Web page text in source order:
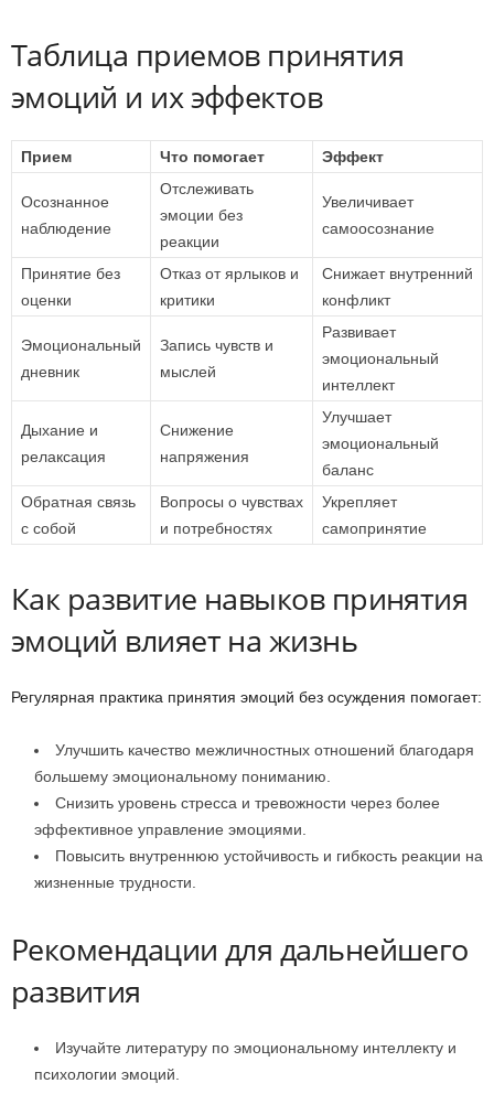
Таблица приемов принятия
эмоций и их эффектов
Прием Что помогает Эффект
Осознанное
наблюдение
Отслеживать
эмоции без
реакции
Увеличивает
самоосознание
Принятие без
оценки
Отказ от ярлыков и
критики
Снижает внутренний
конфликт
Эмоциональный
дневник
Запись чувств и
мыслей
Развивает
эмоциональный
интеллект
Дыхание и
релаксация
Снижение
напряжения
Улучшает
эмоциональный
баланс
Обратная связь
с собой
Вопросы о чувствах
и потребностях
Укрепляет
самопринятие
Как развитие навыков принятия
эмоций влияет на жизнь
Регулярная практика принятия эмоций без осуждения помогает:
Улучшить качество межличностных отношений благодаря
большему эмоциональному пониманию.
Снизить уровень стресса и тревожности через более
эффективное управление эмоциями.
Повысить внутреннюю устойчивость и гибкость реакции на
жизненные трудности.
Рекомендации для дальнейшего
развития
Изучайте литературу по эмоциональному интеллекту и
психологии эмоций.